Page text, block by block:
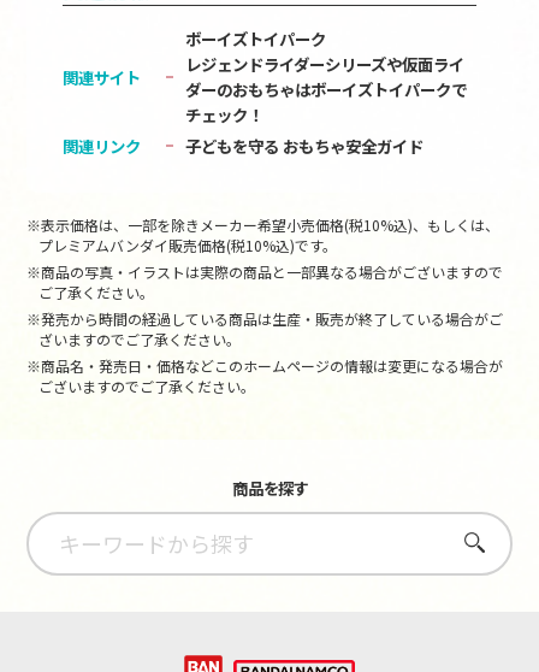
関連サイト
ボーイズトイパーク
レジェンドライダーシリーズや仮面ライ
ダーのおもちゃはボーイズトイパークで
チェック！
関連リンク
子どもを守る おもちゃ安全ガイド
※表示価格は、一部を除きメーカー希望小売価格(税10%込)、もしくは、
プレミアムバンダイ販売価格(税10%込)です。
※商品の写真・イラストは実際の商品と一部異なる場合がございますので
ご了承ください。
※発売から時間の経過している商品は生産・販売が終了している場合がご
ざいますのでご了承ください。
※商品名・発売日・価格などこのホームページの情報は変更になる場合が
ございますのでご了承ください。
商品を探す
さがす